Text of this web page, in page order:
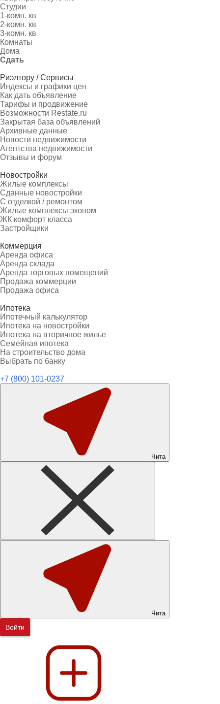
Студии
1-комн. кв
2-комн. кв
3-комн. кв
Комнаты
Дома
Сдать
Риэлтору / Сервисы
Индексы и графики цен
Как дать объявление
Тарифы и продвижение
Возможности Restate.ru
Закрытая база объявлений
Архивные данные
Новости недвижимости
Агентства недвижимости
Отзывы и форум
Новостройки
Жилые комплексы
Сданные новостройки
С отделкой / ремонтом
Жилые комплексы эконом
ЖК комфорт класса
Застройщики
Коммерция
Аренда офиса
Аренда склада
Аренда торговых помещений
Продажа коммерции
Продажа офиса
Ипотека
Ипотечный калькулятор
Ипотека на новостройки
Ипотека на вторичное жилье
Семейная ипотека
На строительство дома
Выбрать по банку
+7 (800) 101-0237
Чита
Чита
Войти